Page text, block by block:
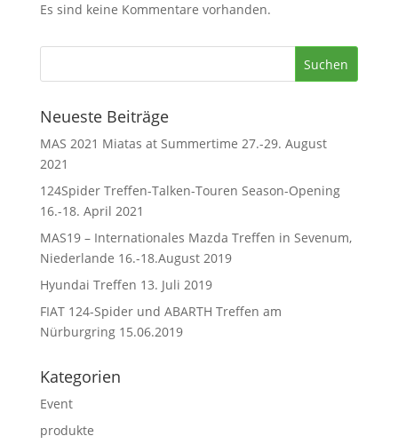
Es sind keine Kommentare vorhanden.
Neueste Beiträge
MAS 2021 Miatas at Summertime 27.-29. August
2021
124Spider Treffen-Talken-Touren Season-Opening
16.-18. April 2021
MAS19 – Internationales Mazda Treffen in Sevenum,
Niederlande 16.-18.August 2019
Hyundai Treffen 13. Juli 2019
FIAT 124-Spider und ABARTH Treffen am
Nürburgring 15.06.2019
Kategorien
Event
produkte